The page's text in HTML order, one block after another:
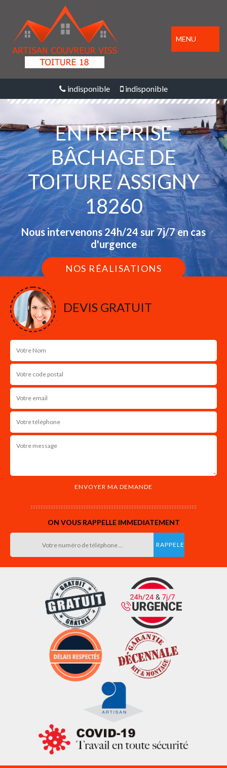
MENU
indisponible indisponible
ENTREPRISE
BÂCHAGE DE
TOITURE ASSIGNY
18260
Nous intervenons 24h/24 sur 7j/7 en cas
d'urgence
NOS RÉALISATIONS
DEVIS GRATUIT
ON VOUS RAPPELLE IMMEDIATEMENT